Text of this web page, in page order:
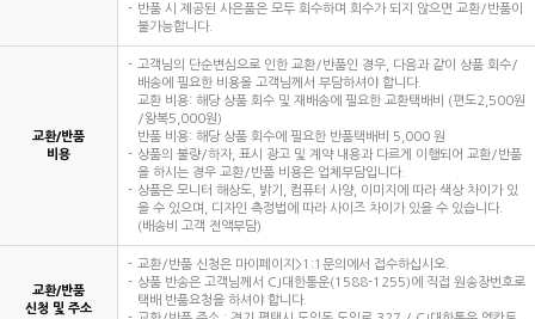
반품 시 제공된 사은품은 모두 회수하며 회수가 되지 않으면 교환/반품이
불가능합니다.
교환/반품
비용
고객님의 단순변심으로 인한 교환/반품인 경우, 다음과 같이 상품 회수/
배송에 필요한 비용을 고객님께서 부담하셔야 합니다.
교환 비용: 해당 상품 회수 및 재배송에 필요한 교환택배비 (편도2,500원
/왕복5,000원)
반품 비용: 해당 상품 회수에 필요한 반품택배비 5,000 원
상품의 불량/하자, 표시 광고 및 계약 내용과 다르게 이행되어 교환/반품
을 하시는 경우 교환/반품 비용은 업체부담입니다.
상품은 모니터 해상도, 밝기, 컴퓨터 사양, 이미지에 따라 색상 차이가 있
을 수 있으며, 디자인 측정법에 따라 사이즈 차이가 있을 수 있습니다.
(배송비 고객 전액부담)
교환/반품
신청 및 주소
교환/반품 신청은 마이페이지>1:1문의에서 접수하십시오.
상품 반송은 고객님께서 CJ대한통운(1588-1255)에 직접 원송장번호로
택배 반품요청을 하셔야 합니다.